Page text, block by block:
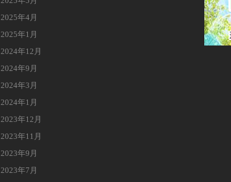
2025年4月
2025年1月
2024年12月
2024年9月
2024年3月
2024年1月
2023年12月
2023年11月
2023年9月
2023年7月